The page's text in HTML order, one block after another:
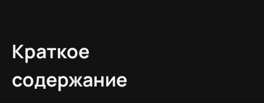
Краткое
содержание